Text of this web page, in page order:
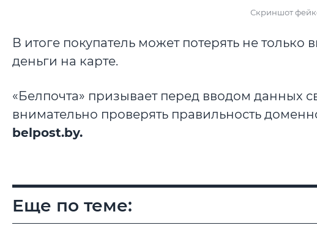
Скриншот
В итоге покупатель может потерять не
деньги на карте.
«Белпочта» призывает перед вводом данных
внимательно проверять правильность
belpost.by.
Еще по теме: